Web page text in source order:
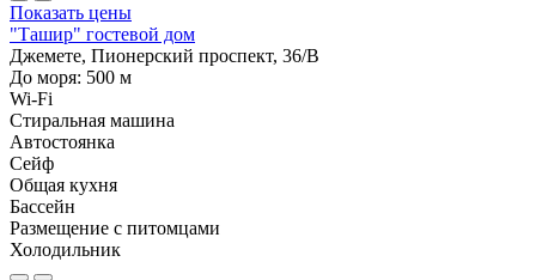
Показать цены
"Ташир" гостевой дом
Джемете, Пионерский проспект, 36/В
До моря: 500 м
Wi-Fi
Стиральная машина
Автостоянка
Сейф
Общая кухня
Бассейн
Размещение с питомцами
Холодильник